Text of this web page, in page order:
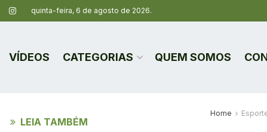
quinta-feira, 6 de agosto de 2026.
VÍDEOS CATEGORIAS QUEM SOMOS
Home
LEIA TAMBÉM